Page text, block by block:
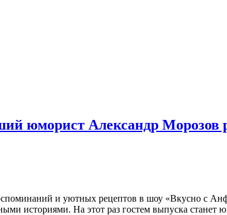
юморист Александр Морозов
и уютных рецептов в шоу «Вкусно с
историями. На этот раз гостем выпуска станет